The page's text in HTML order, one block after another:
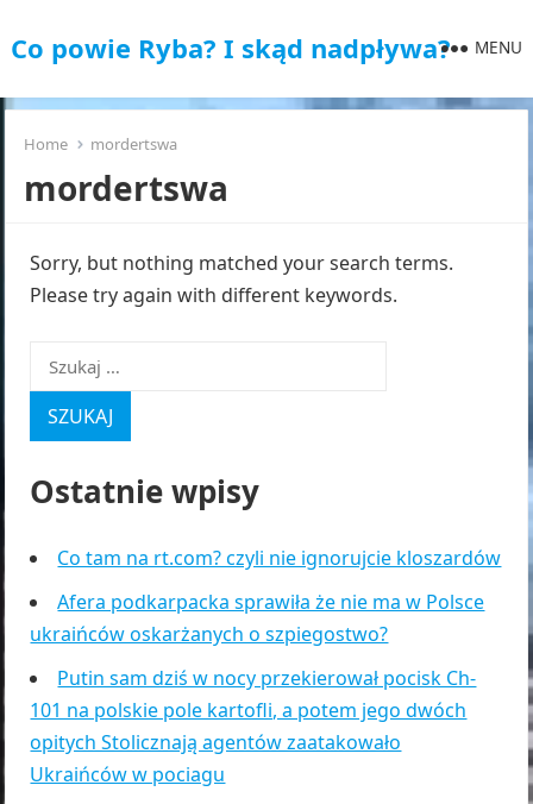
Co powie Ryba? I skąd nadpływa? MENU
Home mordertswa
mordertswa
Sorry, but nothing matched your search terms.
Please try again with different keywords.
Szukaj:
Ostatnie wpisy
Co tam na rt.com? czyli nie ignorujcie kloszardów
Afera podkarpacka sprawiła że nie ma w Polsce
ukraińców oskarżanych o szpiegostwo?
Putin sam dziś w nocy przekierował pocisk Ch-
101 na polskie pole kartofli, a potem jego dwóch
opitych Stolicznają agentów zaatakowało
Ukraińców w pociagu